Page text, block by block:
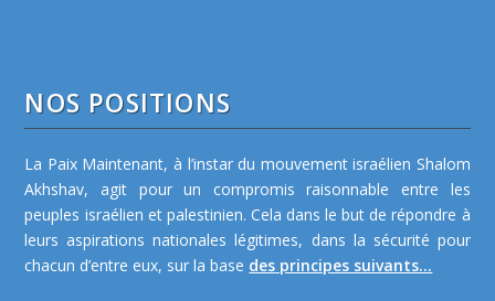
NOS POSITIONS
La Paix Maintenant, à l’instar du mouvement israélien Shalom
Akhshav, agit pour un compromis raisonnable entre les
peuples israélien et palestinien. Cela dans le but de répondre à
leurs aspirations nationales légitimes, dans la sécurité pour
chacun d’entre eux, sur la base des principes suivants...